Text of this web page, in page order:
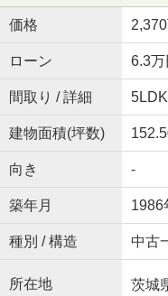
価格
ローン 6.3万
間取り / 詳細 5LDK
建物面積(坪数)
向き -
築年月 1986
種別 / 構造 中古
所在地 茨城